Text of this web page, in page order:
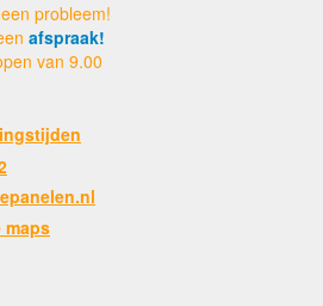
probleem!
afspraak!
van 9.00
maps